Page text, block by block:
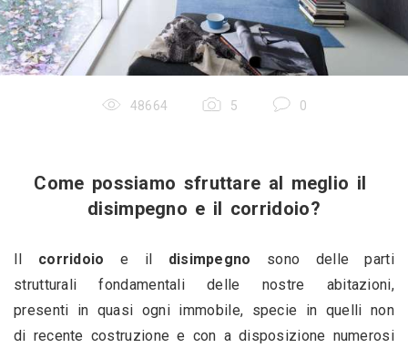
48664 5 0
Come possiamo sfruttare al meglio il
disimpegno e il corridoio?
Il corridoio e il disimpegno sono delle parti
strutturali fondamentali delle nostre abitazioni,
presenti in quasi ogni immobile, specie in quelli non
di recente costruzione e con a disposizione numerosi